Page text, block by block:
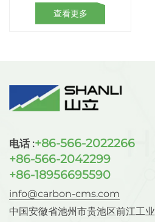
查看更多
电话 :+86-566-2022266
+86-566-2042299
+86-18956695590
info@carbon-cms.com
中国安徽省池州市贵池区前江工